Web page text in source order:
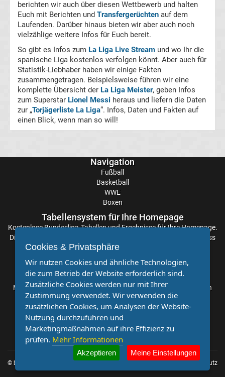
Leichtathletik
Olympiade
Pferdesport
Tennis
Tischtennis
Wintersport
WWE
Radsport
berichten wir auch über diesen Wettbewerb und halten
Euch mit Berichten und Transfergerüchten auf dem
Laufenden. Darüber hinaus bieten wir aber auch noch
vielzählige weitere Infos für Euch bereit.
So gibt es Infos zum La Liga Live Stream und wo Ihr die
spanische Liga kostenlos verfolgen könnt. Aber auch für
Statistik-Liebhaber haben wir einige Fakten
zusammengetragen. Beispielsweise führen wir eine
komplette Übersicht der La Liga Meister, geben Infos
zum Superstar Lionel Messi heraus und liefern die Daten
zur „Torjägerliste La Liga“. Infos, Daten und Fakten auf
einen Blick, wenn man so will!
Navigation
Fußball
Basketball
WWE
Boxen
Tabellensystem für Ihre Homepage
KostenloseBundesliga-Tabellenund Ergebnisse für Ihre Homepage.
Die Aktualisierung der Ergebnisse erfolgt alle paar Minuten, sodass
Sie stets auf dem Laufenden sind. Einfache und schnelle
Partnervereine
Möchten Sie, dass auch Ihr Verein mehr Beachtung findet? Dann
sind Sie bei uns genau richtig. Wir suchen Ihren Verein für eine
kostenlose Kooperation. Veröffentlichen Sie Ihre Spielberichte,
Sportnachrichten und Aufrufe bei uns!
© by Datenschutz
Cookies & Privatsphäre
Wir nutzen Cookies und ähnliche Technologien,
die zum Betrieb der Website erforderlich sind.
Zusätzliche Cookies werden nur mit Ihrer
Zustimmung verwendet. Wir verwenden die
zusätzlichen Cookies, um Analysen der Website-
Nutzung durchzuführen und
Marketingmaßnahmen auf ihre Effizienz zu
prüfen. Mehr Informationen
Akzeptieren Meine Einstellungen